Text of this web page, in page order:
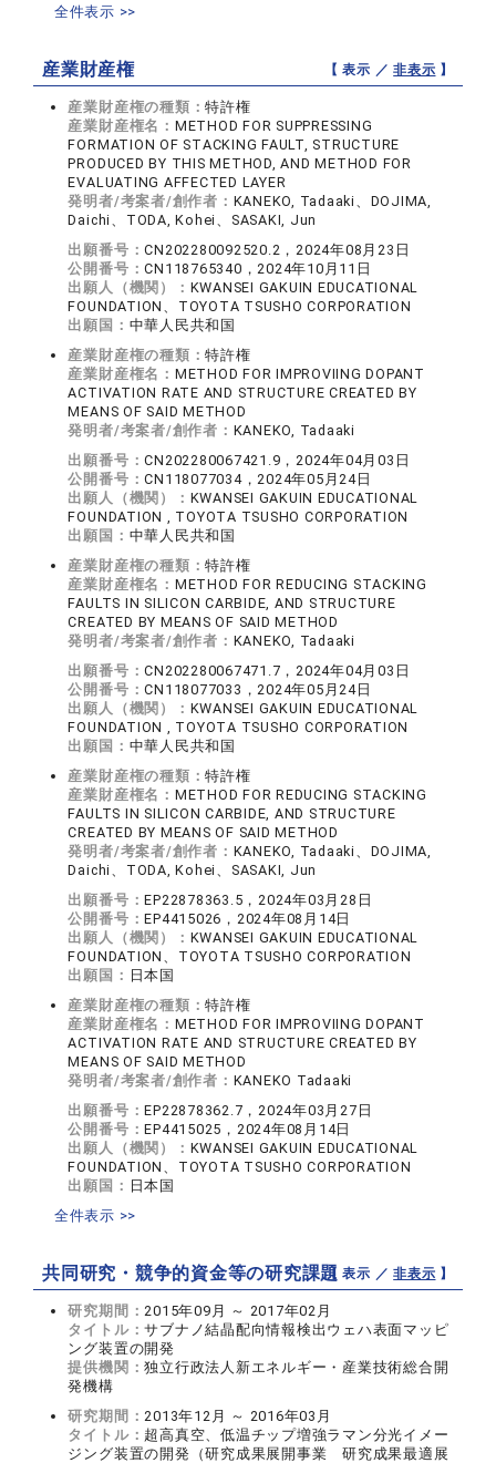
全件表示 >>
産業財産権 【 表示 ／非表示 】
産業財産権の種類：特許権
産業財産権名： METHOD FOR SUPPRESSING
FORMATION OF STACKING FAULT, STRUCTURE
PRODUCED BY THIS METHOD, AND METHOD FOR
EVALUATING AFFECTED LAYER
発明者/考案者/創作者： KANEKO, Tadaaki、DOJIMA,
Daichi、TODA, Kohei、SASAKI, Jun
出願番号：CN202280092520.2，2024年08月23日
公開番号：CN118765340，2024年10月11日
出願人（機関）： KWANSEI GAKUIN EDUCATIONAL
FOUNDATION、TOYOTA TSUSHO CORPORATION
出願国： 中華人民共和国
産業財産権の種類：特許権
産業財産権名： METHOD FOR IMPROVIING DOPANT
ACTIVATION RATE AND STRUCTURE CREATED BY
MEANS OF SAID METHOD
発明者/考案者/創作者： KANEKO, Tadaaki
出願番号：CN202280067421.9，2024年04月03日
公開番号：CN118077034，2024年05月24日
出願人（機関）： KWANSEI GAKUIN EDUCATIONAL
FOUNDATION , TOYOTA TSUSHO CORPORATION
出願国： 中華人民共和国
産業財産権の種類：特許権
産業財産権名： METHOD FOR REDUCING STACKING
FAULTS IN SILICON CARBIDE, AND STRUCTURE
CREATED BY MEANS OF SAID METHOD
発明者/考案者/創作者： KANEKO, Tadaaki
出願番号：CN202280067471.7，2024年04月03日
公開番号：CN118077033，2024年05月24日
出願人（機関）： KWANSEI GAKUIN EDUCATIONAL
FOUNDATION , TOYOTA TSUSHO CORPORATION
出願国： 中華人民共和国
産業財産権の種類：特許権
産業財産権名： METHOD FOR REDUCING STACKING
FAULTS IN SILICON CARBIDE, AND STRUCTURE
CREATED BY MEANS OF SAID METHOD
発明者/考案者/創作者： KANEKO, Tadaaki、DOJIMA,
Daichi、TODA, Kohei、SASAKI, Jun
出願番号：EP22878363.5，2024年03月28日
公開番号：EP4415026，2024年08月14日
出願人（機関）： KWANSEI GAKUIN EDUCATIONAL
FOUNDATION、TOYOTA TSUSHO CORPORATION
出願国： 日本国
産業財産権の種類：特許権
産業財産権名： METHOD FOR IMPROVIING DOPANT
ACTIVATION RATE AND STRUCTURE CREATED BY
MEANS OF SAID METHOD
発明者/考案者/創作者： KANEKO Tadaaki
出願番号：EP22878362.7，2024年03月27日
公開番号：EP4415025，2024年08月14日
出願人（機関）： KWANSEI GAKUIN EDUCATIONAL
FOUNDATION、TOYOTA TSUSHO CORPORATION
出願国： 日本国
全件表示 >>
共同研究・競争的資金等の研究課題【 表示 ／非表示 】
研究期間：2015年09月 ～ 2017年02月
タイトル：サブナノ結晶配向情報検出ウェハ表面マッピ
ング装置の開発
提供機関：独立行政法人新エネルギー・産業技術総合開
発機構
研究期間：2013年12月 ～ 2016年03月
タイトル： 超高真空、低温チップ増強ラマン分光イメー
ジング装置の開発（研究成果展開事業 研究成果最適展